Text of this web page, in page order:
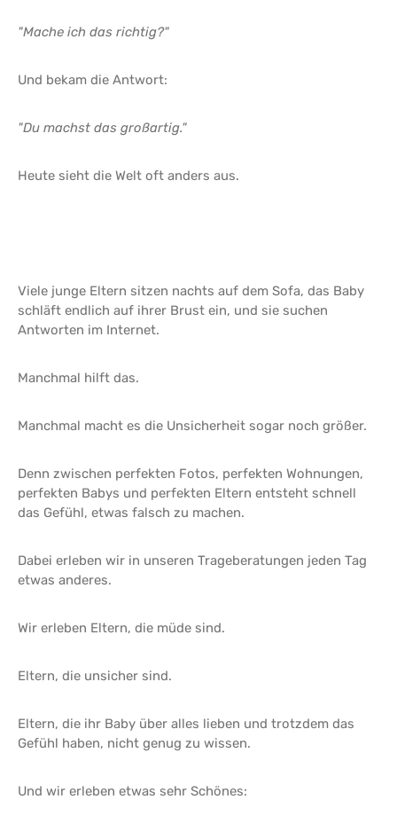
"Mache ich das richtig?"
Und bekam die Antwort:
"Du machst das großartig."
Heute sieht die Welt oft anders aus.
Viele junge Eltern sitzen nachts auf dem Sofa, das Baby
schläft endlich auf ihrer Brust ein, und sie suchen
Antworten im Internet.
Manchmal hilft das.
Manchmal macht es die Unsicherheit sogar noch größer.
Denn zwischen perfekten Fotos, perfekten Wohnungen,
perfekten Babys und perfekten Eltern entsteht schnell
das Gefühl, etwas falsch zu machen.
Dabei erleben wir in unseren Trageberatungen jeden Tag
etwas anderes.
Wir erleben Eltern, die müde sind.
Eltern, die unsicher sind.
Eltern, die ihr Baby über alles lieben und trotzdem das
Gefühl haben, nicht genug zu wissen.
Und wir erleben etwas sehr Schönes: